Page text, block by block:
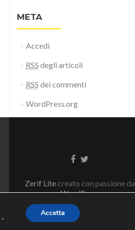
META
Accedi
RSS degli articoli
RSS dei commenti
WordPress.org
Zerif Lite creato con passione da
WordPress
. Accetta